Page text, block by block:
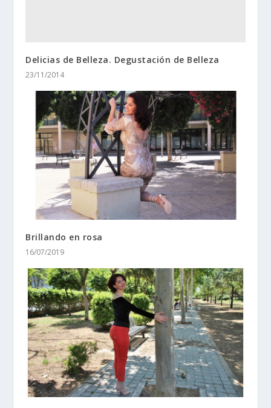
Delicias de Belleza. Degustación de Belleza
23/11/2014
Brillando en rosa
16/07/2019